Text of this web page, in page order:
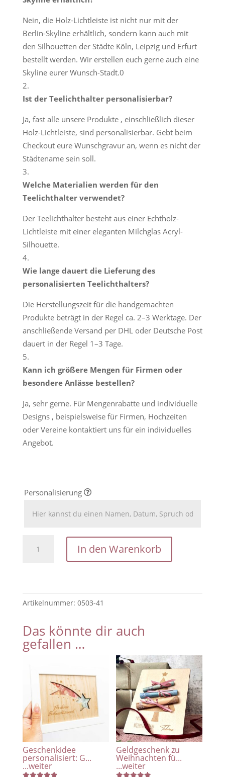
Nein, die Holz-Lichtleiste ist nicht nur mit der
Berlin-Skyline erhältlich, sondern kann auch mit
den Silhouetten der Städte Köln, Leipzig und Erfurt
bestellt werden. Wir erstellen euch gerne auch eine
Skyline eurer Wunsch-Stadt.0
Ist der Teelichthalter personalisierbar?
Ja, fast alle unsere Produkte , einschließlich dieser
Holz-Lichtleiste, sind personalisierbar. Gebt beim
Checkout eure Wunschgravur an, wenn es nicht der
Städtename sein soll.
Welche Materialien werden für den
Teelichthalter verwendet?
Der Teelichthalter besteht aus einer Echtholz-
Lichtleiste mit einer eleganten Milchglas Acryl-
Silhouette.
Wie lange dauert die Lieferung des
personalisierten Teelichthalters?
Die Herstellungszeit für die handgemachten
Produkte beträgt in der Regel ca. 2–3 Werktage. Der
anschließende Versand per DHL oder Deutsche Post
dauert in der Regel 1–3 Tage.
Kann ich größere Mengen für Firmen oder
besondere Anlässe bestellen?
Ja, sehr gerne. Für Mengenrabatte und individuelle
Designs , beispielsweise für Firmen, Hochzeiten
oder Vereine kontaktiert uns für ein individuelles
Angebot.
Personalisierung
Schwibbogen
Teelichthalter
Leipzig
Stadt
Sillhouette
/
Lichtleiste
Leipzig
Liebhaber
/
andere
Stadt
möglich
In den Warenkorb
Artikelnummer: 0503-41
Das könnte dir auch
gefallen …
Geschenkidee
personalisiert: G...
...weiter
Geldgeschenk zu
Weihnachten fü...
...weiter